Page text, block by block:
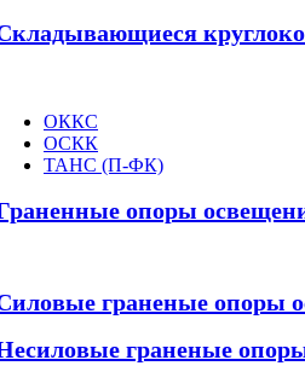
ОККС
ОСКК
ТАНС (П-ФК)
опоры
граненые опоры
граненые